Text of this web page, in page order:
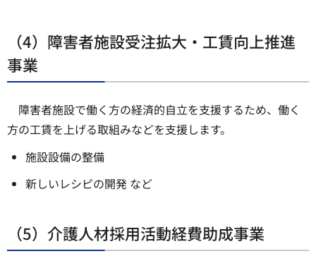
（4）障害者施設受注拡大・工賃向上推進
事業
障害者施設で働く方の経済的自立を支援するため、働く
方の工賃を上げる取組みなどを支援します。
施設設備の整備
新しいレシピの開発 など
（5）介護人材採用活動経費助成事業